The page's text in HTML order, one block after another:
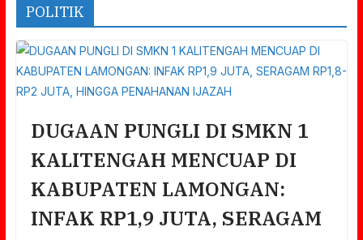
POLITIK
DUGAAN PUNGLI DI SMKN 1
KALITENGAH MENCUAP DI
KABUPATEN LAMONGAN:
INFAK RP1,9 JUTA, SERAGAM